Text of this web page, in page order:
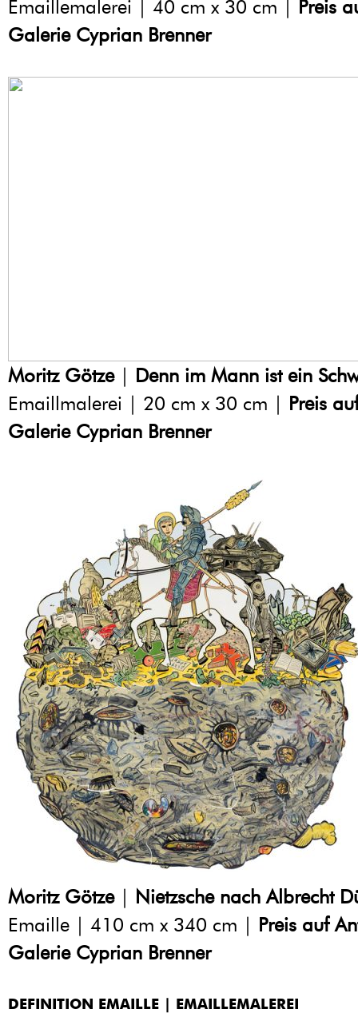
Emaillemalerei | 40 cm x 30 cm |
Preis
Galerie Cyprian Brenner
Moritz Götze| Denn im Mann ist ein
Emaillmalerei | 20 cm x 30 cm | Preis
Galerie Cyprian Brenner
Moritz Götze| Nietzsche nach Albrecht
Emaille | 410 cm x 340 cm | Preis auf
Galerie Cyprian Brenner
DEFINITION EMAILLE | EMAILLEMALEREI